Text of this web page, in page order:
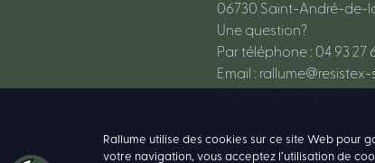
Rallume utilise des cookies sur ce site Web pour
votre navigation, vous acceptez l’utilisation de
06730 Saint-André-de-
Une question?
Par téléphone : 04 93 27
Email :